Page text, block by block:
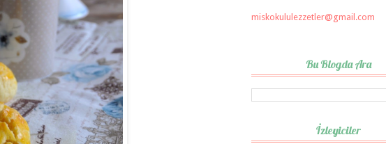
miskokululezzetler@gmail.com
Bu Blogda Ara
İzleyiciler